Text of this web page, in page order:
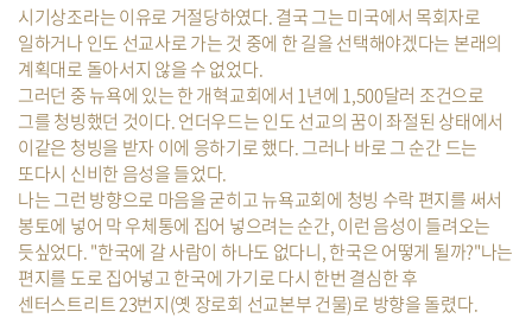
시기상조라는 이유로 거절당하였다. 결국 그는 미국에서 목회자로
일하거나 인도 선교사로 가는 것 중에 한 길을 선택해야겠다는 본래의
계획대로 돌아서지 않을 수 없었다.
그러던 중 뉴욕에 있는 한 개혁교회에서 1년에 1,500달러 조건으로
그를 청빙했던 것이다. 언더우드는 인도 선교의 꿈이 좌절된 상태에서
이같은 청빙을 받자 이에 응하기로 했다. 그러나 바로 그 순간 드는
또다시 신비한 음성을 들었다.
나는 그런 방향으로 마음을 굳히고 뉴욕교회에 청빙 수락 편지를 써서
봉토에 넣어 막 우체통에 집어 넣으려는 순간, 이런 음성이 들려오는
듯싶었다. "한국에 갈 사람이 하나도 없다니, 한국은 어떻게 될까?"나는
편지를 도로 집어넣고 한국에 가기로 다시 한번 결심한 후
센터스트리트 23번지(옛 장로회 선교본부 건물)로 방향을 돌렸다.